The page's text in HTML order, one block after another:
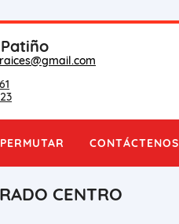
PERMUTAR CONTÁCTENOS
CENTRO